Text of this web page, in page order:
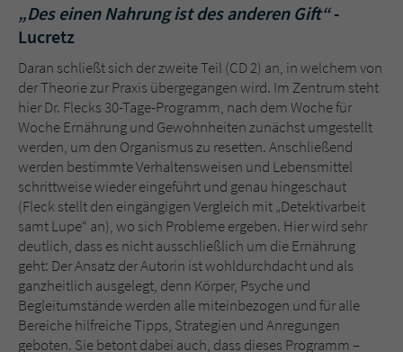
„Des einen Nahrung ist des anderen Gift“-
Lucretz
Daran schließt sich der zweite Teil (CD 2) an, in welchem von
der Theorie zur Praxis übergegangen wird. Im Zentrum steht
hier Dr. Flecks 30-Tage-Programm, nach dem Woche für
Woche Ernährung und Gewohnheiten zunächst umgestellt
werden, um den Organismus zu resetten. Anschließend
werden bestimmte Verhaltensweisen und Lebensmittel
schrittweise wieder eingeführt und genau hingeschaut
(Fleck stellt den eingängigen Vergleich mit „Detektivarbeit
samt Lupe“ an), wo sich Probleme ergeben. Hier wird sehr
deutlich, dass es nicht ausschließlich um die Ernährung
geht: Der Ansatz der Autorin ist wohldurchdacht und als
ganzheitlich ausgelegt, denn Körper, Psyche und
Begleitumstände werden alle miteinbezogen und für alle
Bereiche hilfreiche Tipps, Strategien und Anregungen
geboten. Sie betont dabei auch, dass dieses Programm –